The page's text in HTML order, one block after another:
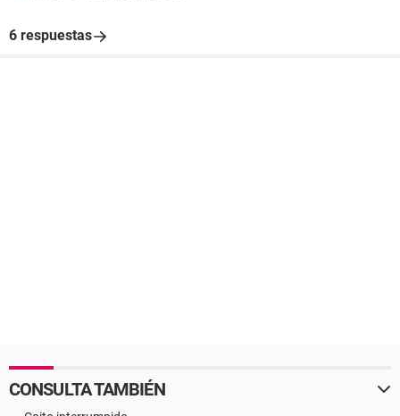
6 respuestas
CONSULTA TAMBIÉN